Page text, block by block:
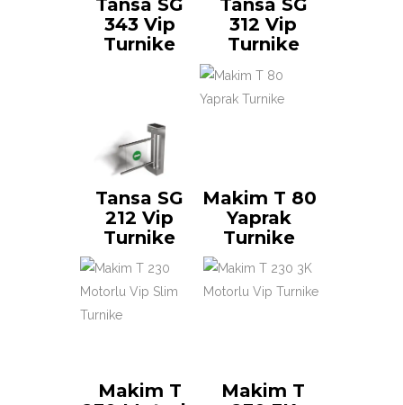
Tansa SG
343 Vip
Turnike
Tansa SG
312 Vip
Turnike
Tansa SG
212 Vip
Turnike
Makim T 80
Yaprak
Turnike
Makim T
Makim T